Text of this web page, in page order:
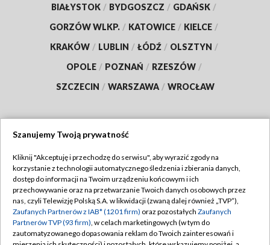
BIAŁYSTOK / BYDGOSZCZ / GDAŃSK /
GORZÓW WLKP. / KATOWICE / KIELCE /
KRAKÓW / LUBLIN / ŁÓDŹ / OLSZTYN /
OPOLE / POZNAŃ / RZESZÓW /
SZCZECIN / WARSZAWA / WROCŁAW
TVP
Abonament TVP
Emisja w TVP
Centrum informacji TVP
Regulamin TVP
Polityka prywatności
Moje zgody
Szanujemy Twoją prywatność
Kliknij "Akceptuję i przechodzę do serwisu", aby wyrazić zgody na
korzystanie z technologii automatycznego śledzenia i zbierania danych,
dostęp do informacji na Twoim urządzeniu końcowym i ich
przechowywanie oraz na przetwarzanie Twoich danych osobowych przez
nas, czyli Telewizję Polską S.A. w likwidacji (zwaną dalej również „TVP”),
Zaufanych Partnerów z IAB* (1201 firm) oraz pozostałych Zaufanych
Partnerów TVP (93 firm), w celach marketingowych (w tym do
zautomatyzowanego dopasowania reklam do Twoich zainteresowań i